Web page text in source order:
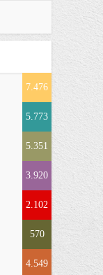
7.476
5.773
5.351
3.920
2.102
570
4.549